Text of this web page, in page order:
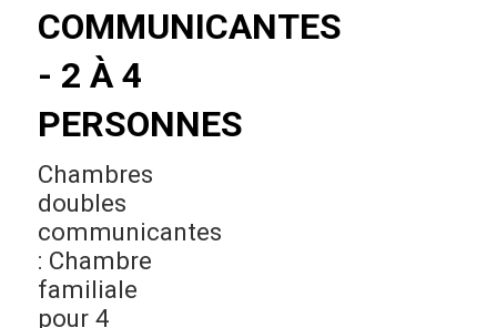
COMMUNICANTES
- 2 À 4
PERSONNES
Chambres
doubles
communicantes
: Chambre
familiale
pour 4